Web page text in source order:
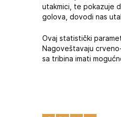
utakmici, te pokazuje
golova, dovodi nas
Ovaj statistički
Nagoveštavaju
sa tribina imati